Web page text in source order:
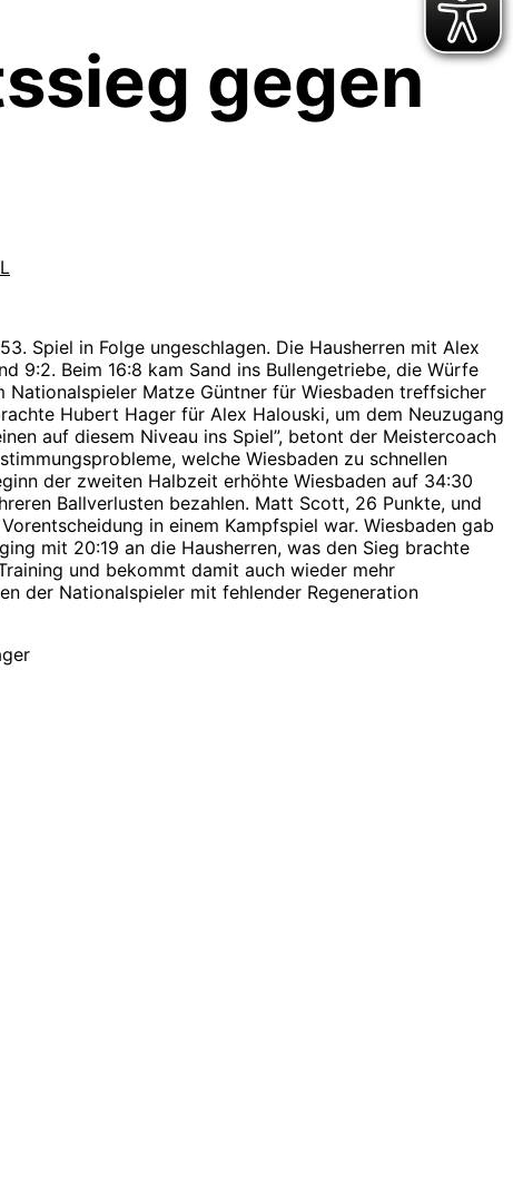
gegen
Spiel in Folge ungeschlagen. Die Hausherren mit Alex
9:2. Beim 16:8 kam Sand ins Bullengetriebe, die Würfe
Nationalspieler Matze Güntner für Wiesbaden treffsicher
Hubert Hager für Alex Halouski, um dem Neuzugang
auf diesem Niveau ins Spiel”, betont der Meistercoach
welche Wiesbaden zu schnellen
der zweiten Halbzeit erhöhte Wiesbaden auf 34:30
Ballverlusten bezahlen. Matt Scott, 26 Punkte, und
in einem Kampfspiel war. Wiesbaden gab
mit 20:19 an die Hausherren, was den Sieg brachte
und bekommt damit auch wieder mehr
der Nationalspieler mit fehlender Regeneration